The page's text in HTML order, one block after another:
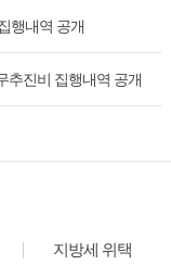
행내역 공개
추진비 집행내역 공개
지방세 위택스